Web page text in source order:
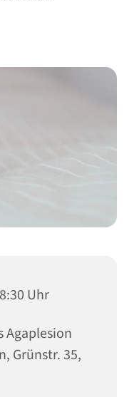
Uhr
Agaplesion
Grünstr. 35,